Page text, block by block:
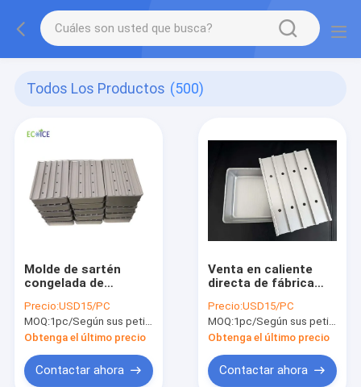
Todos Los Productos (500)
Molde de sartén
congelada de
ecológico para
equipo de congelador
de placas industrial,
bandeja de
congelación
Precio:USD15/PC
MOQ:1pc/Según sus peticiones
Obtenga el último precio
Contactar ahora
Venta en caliente
directa de fábrica
aleación de aluminio
reciclable de calidad
alimentaria de diseño
nuevo no adhesivo
personalizado para
bandeja de
Precio:USD15/PC
MOQ:1pc/Según sus peticiones
Obtenga el último precio
Contactar ahora